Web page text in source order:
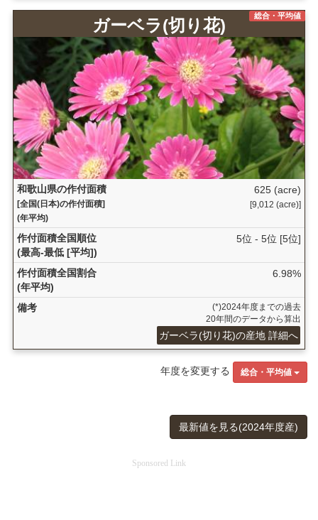
総合・平均値
ガーベラ(切り花)
和歌山県の作付面積
[全国(日本)の作付面積]
(年平均)
625 (acre)
[9,012 (acre)]
作付面積全国順位
(最高-最低 [平均])
5位 - 5位 [5位]
作付面積全国割合
(年平均)
6.98%
備考
(*)2024年度までの過去
20年間のデータから算出
ガーベラ(切り花)の産地 詳細へ
年度を変更する 総合・平均値
最新値を見る(2024年度産)
Sponsored Link